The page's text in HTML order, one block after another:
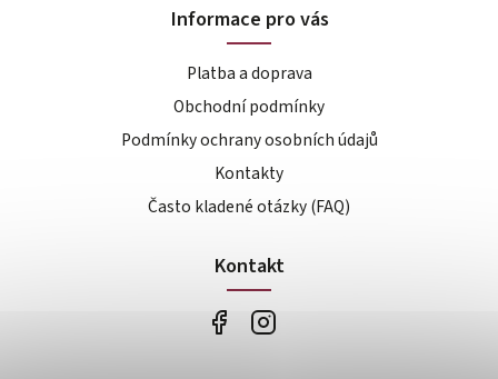
Informace pro vás
Platba a doprava
Obchodní podmínky
Podmínky ochrany osobních údajů
Kontakty
Často kladené otázky (FAQ)
Kontakt